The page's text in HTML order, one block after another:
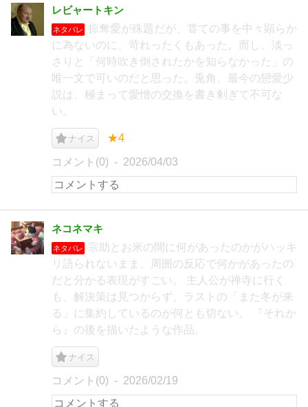
レビャートキン
ネタバレ
掠奪愛が殊題だが、甞ての事を中々顕らか
に為ないのに、苛れったくもあった。而し、淡っ
さりと「何時吹き倒されたかを知らなかった」の
唯一文で可いのだと思った。兎角、最今の戀愛少
説は、極まって愛憎の交換を書き剰ぎて不可な
い。
ナイス ★4
コメント(0) 2026/04/03
ネコネマキ
ネタバレ
宗助とお米の間に何があったのかがハッキ
リ語られないまま、周囲の反応で何かがあったの
だと分かる表現がすごい。 主人公が禅寺に行く
も、解決策は見つからず、ラストの「また冬が来
る」に集約しているのが何とも切ない。 『それか
ら』の後を描いたような作品。
ナイス
コメント(0) 2026/02/19